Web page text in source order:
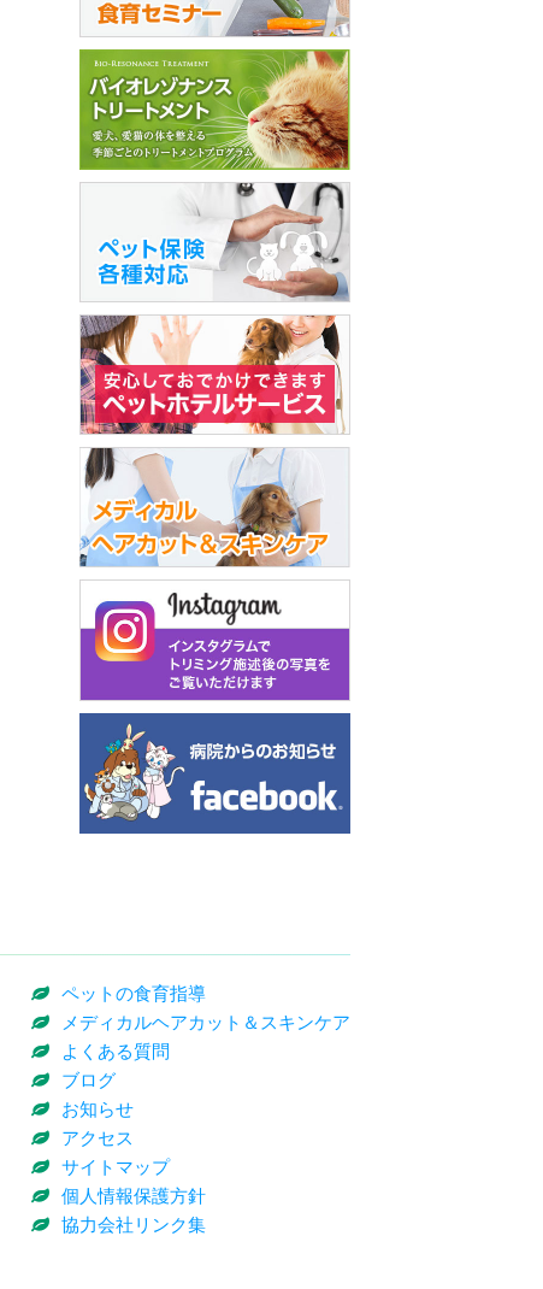
ペットの食育指導
メディカルヘアカット＆スキンケア
よくある質問
ブログ
お知らせ
アクセス
サイトマップ
個人情報保護方針
協力会社リンク集